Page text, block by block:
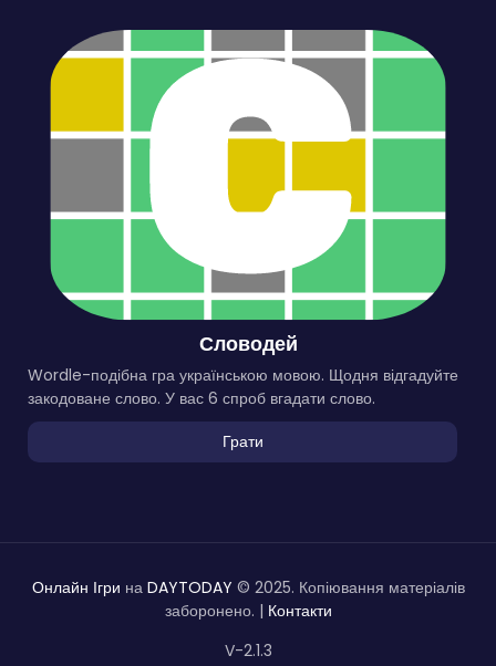
Словодей
Wordle-подібна гра українською мовою. Щодня відгадуйте
закодоване слово. У вас 6 спроб вгадати слово.
Грати
Онлайн Ігри на DAYTODAY © 2025. Копіювання матеріалів
заборонено. | Контакти
V-2.1.3